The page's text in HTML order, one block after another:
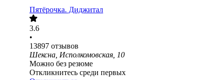
Пятёрочка. Диджитал
3.6
•
13897 отзывов
Шексна, Исполкомовская, 10
Можно без резюме
Откликнитесь среди первых